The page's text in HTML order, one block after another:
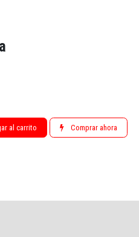
al carrito Comprar ahora